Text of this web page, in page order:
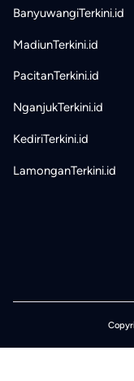
BanyuwangiTerkini.id
MadiunTerkini.id
PacitanTerkini.id
NganjukTerkini.id
KediriTerkini.id
LamonganTerkini.id